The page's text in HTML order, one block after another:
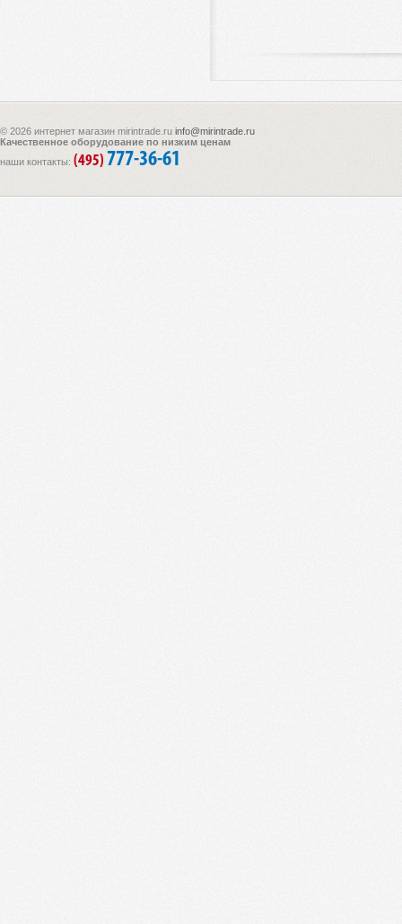
© 2026 интернет магазин mirintrade.ru info@mirintrade.ru
Качественное оборудование по низким ценам
наши контакты: (495) 777-36-61